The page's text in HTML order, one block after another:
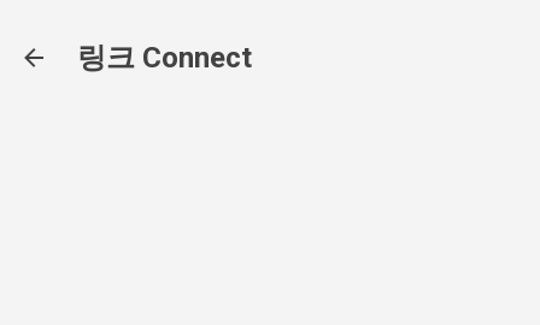
링크 Connect